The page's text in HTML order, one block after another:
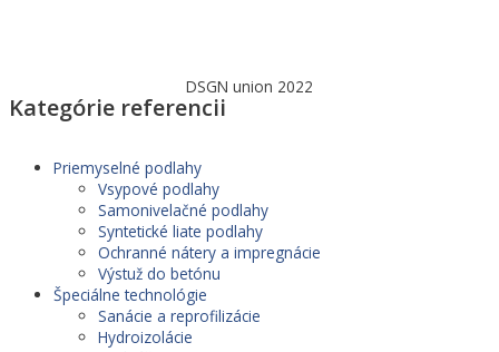
DSGN union 2022
Kategórie referencii
Priemyselné podlahy
Vsypové podlahy
Samonivelačné podlahy
Syntetické liate podlahy
Ochranné nátery a impregnácie
Výstuž do betónu
Špeciálne technológie
Sanácie a reprofilizácie
Hydroizolácie